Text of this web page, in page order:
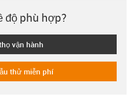
độ phù hợp?
vận hành
thử miễn phí